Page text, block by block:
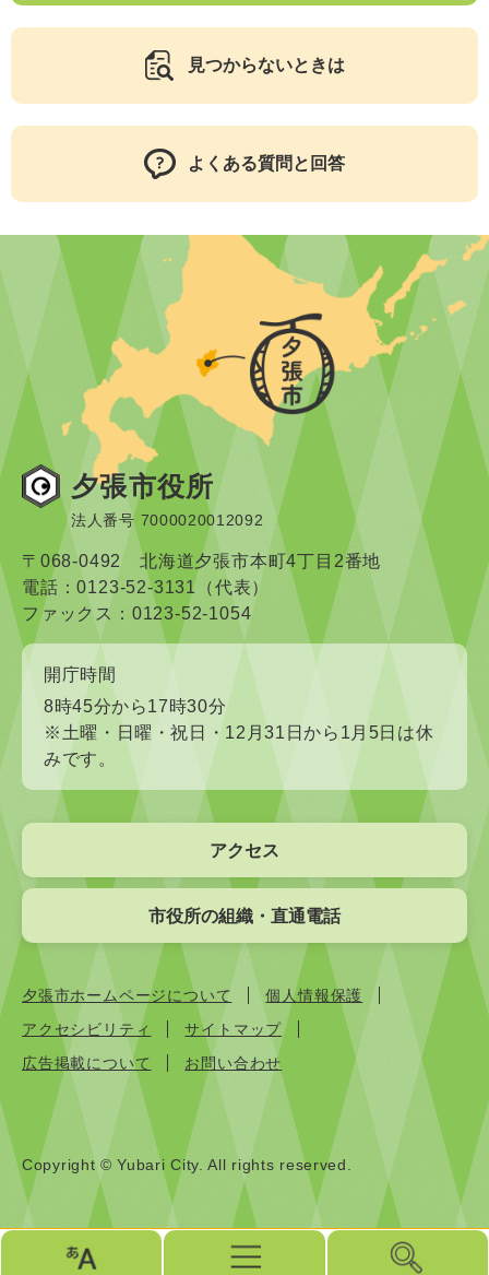
見つからないときは
よくある質問と回答
夕張市役所
法人番号 7000020012092
〒068-0492 北海道夕張市本町4丁目2番地
電話：0123-52-3131（代表）
ファックス：0123-52-1054
開庁時間
8時45分から17時30分
※土曜・日曜・祝日・12月31日から1月5日は休
みです。
アクセス
市役所の組織・直通電話
夕張市ホームページについて
個人情報保護
アクセシビリティ
サイトマップ
広告掲載について
お問い合わせ
Copyright © Yubari City. All rights reserved.